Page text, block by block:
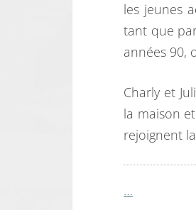
les jeunes
tant que
années 90,
Charly et
la maison
rejoignent
…